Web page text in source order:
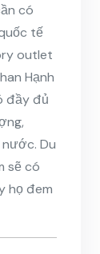
có
tế
outlet
Hạnh
đầy đủ
Du
sẽ có
họ đem